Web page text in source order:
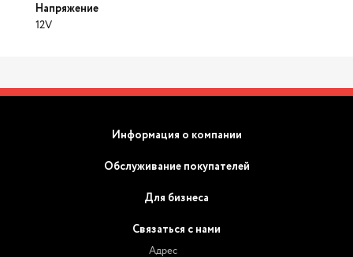
Напряжение
12V
Информация о компании
Обслуживание покупателей
Для бизнеса
Связаться с нами
Адрес